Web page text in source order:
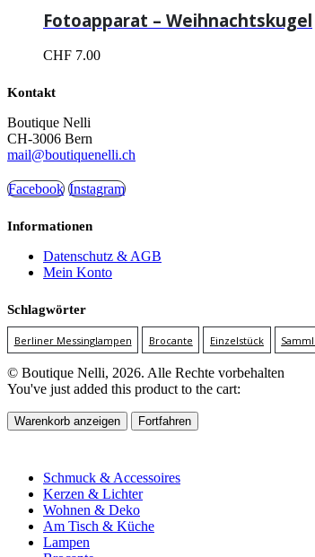
Fotoapparat – Weihnachtskugel
CHF 7.00
Kontakt
Boutique Nelli
CH-3006 Bern
mail@boutiquenelli.ch
Facebook Instagram
Informationen
Datenschutz & AGB
Mein Konto
Schlagwörter
Berliner Messinglampen Brocante Einzelstück
© Boutique Nelli, 2026. Alle Rechte vorbehalten
You've just added this product to the cart:
Warenkorb anzeigen Fortfahren
Schmuck & Accessoires
Kerzen & Lichter
Wohnen & Deko
Am Tisch & Küche
Lampen